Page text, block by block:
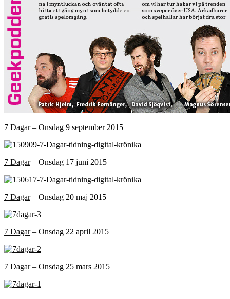
7 Dagar– Onsdag 9 september 2015
7 Dagar– Onsdag 17 juni 2015
7 Dagar– Onsdag 20 maj 2015
7 Dagar– Onsdag 22 april 2015
7 Dagar– Onsdag 25 mars 2015